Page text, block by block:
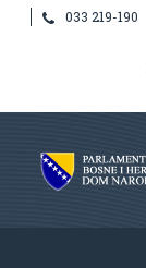
033 219-190